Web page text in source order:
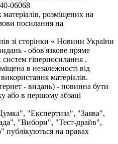
06068
розміщених на
посилання на
зі сторінки « Новини України
- обов'язкове пряме
гіперпосилання .
в незалежності від
матеріалів.
- видань) - повинна бути
або в першому абзаці
"Експертиза", "Заява",
"Вибори", "Тест-драйв",
на правах